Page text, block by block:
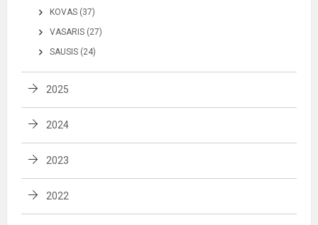
KOVAS (37)
VASARIS (27)
SAUSIS (24)
2025
2024
2023
2022